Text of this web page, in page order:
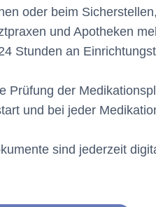
oder beim
und Apotheken
Stunden an
Prüfung der
und bei jeder
sind jederzeit